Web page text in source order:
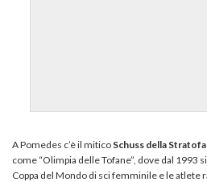
A Pomedes c’è il mitico Schuss della
come “Olimpia delle Tofane”, dove dal 1993
Coppa del Mondo di sci femminile e le atlete